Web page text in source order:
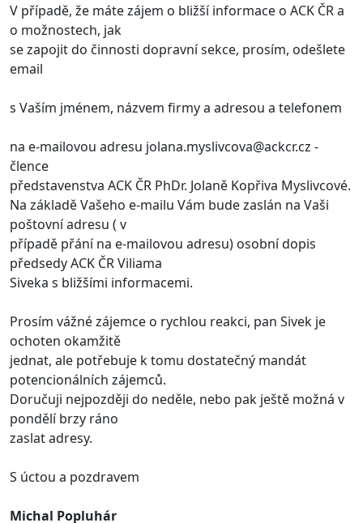
V případě, že máte zájem o bližší informace o ACK ČR a
o možnostech, jak
se zapojit do činnosti dopravní sekce, prosím, odešlete
email
s Vaším jménem, názvem firmy a adresou a telefonem
na e-mailovou adresu jolana.myslivcova@ackcr.cz -
člence
představenstva ACK ČR PhDr. Jolaně Kopřiva Myslivcové.
Na základě Vašeho e-mailu Vám bude zaslán na Vaši
poštovní adresu ( v
případě přání na e-mailovou adresu) osobní dopis
předsedy ACK ČR Viliama
Siveka s bližšími informacemi.
Prosím vážné zájemce o rychlou reakci, pan Sivek je
ochoten okamžitě
jednat, ale potřebuje k tomu dostatečný mandát
potencionálních zájemců.
Doručuji nejpozději do neděle, nebo pak ještě možná v
pondělí brzy ráno
zaslat adresy.
S úctou a pozdravem
Michal Popluhár